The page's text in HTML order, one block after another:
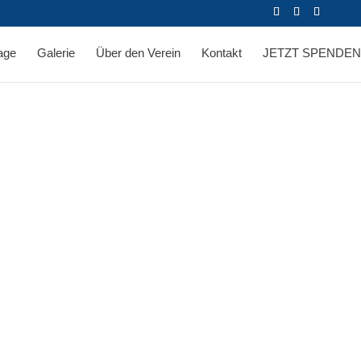
Galerie Über den Verein Kontakt JETZT SPENDEN